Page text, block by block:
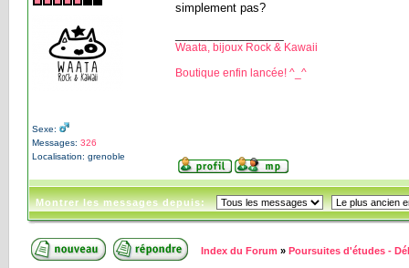
Sexe:
Messages: 326
Localisation: grenoble
simplement pas?
Waata, bijoux Rock & Kawaii
Boutique enfin lancée! ^_^
Montrer les messages depuis:
Index du Forum » Poursuites d'études -